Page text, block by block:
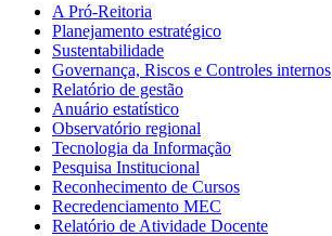
A Pró-Reitoria
Planejamento estratégico
Sustentabilidade
Governança, Riscos e Controles internos
Relatório de gestão
Anuário estatístico
Observatório regional
Tecnologia da Informação
Pesquisa Institucional
Reconhecimento de Cursos
Recredenciamento MEC
Relatório de Atividade Docente